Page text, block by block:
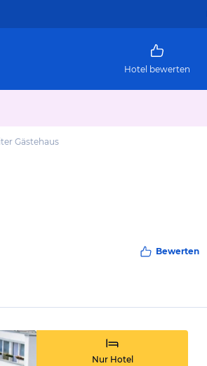
Hotel bewerten
Gästehaus
Bewerten
Nur Hotel